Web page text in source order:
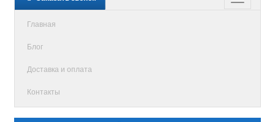
Главная
Блог
Доставка и оплата
Контакты